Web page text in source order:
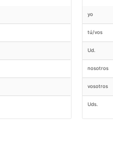
yo
tú/vos
Ud.
nosotros
vosotros
Uds.